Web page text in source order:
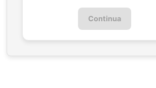
Continua